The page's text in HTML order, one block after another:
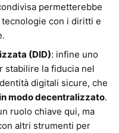
permetterebbe
tecnologie con i diritti e
(DID): infine uno
stabilire la fiducia nel
digitali sicure, che
modo decentralizzato.
ruolo chiave qui, ma
altri strumenti per